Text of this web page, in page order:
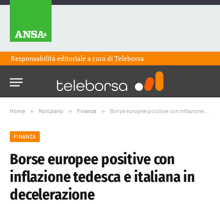
Responsabilità editoriale a cura diTeleborsa
Home » Notiziario » Finanza » Borse europee positive con inflazione tedesca e italiana in decelerazione
FINANZA
Borse europee positive con
inflazione tedesca e italiana in
decelerazione